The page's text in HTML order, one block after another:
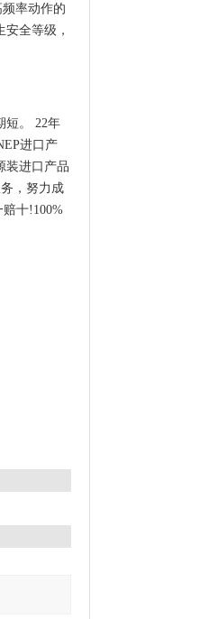
率动作的
全等级，
短。 22年
进口产
装进口产品
，努力成
十!100%